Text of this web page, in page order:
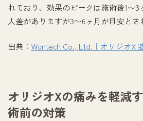
れており、効果のピークは施術後1〜
人差がありますが3〜6ヶ月が目安とさ
出典： Wontech Co., Ltd.｜オリジオX
オリジオXの痛みを軽減
術前の対策